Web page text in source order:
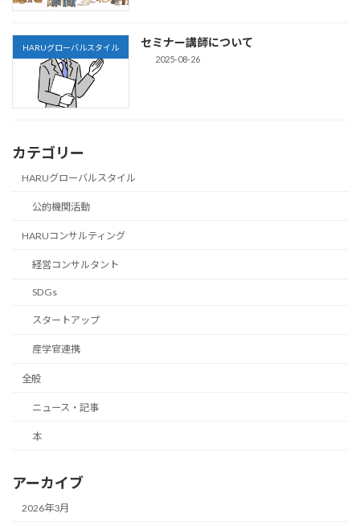
HARUグローバルスタイル セミナー講師について
2025-08-26
カテゴリー
HARUグローバルスタイル
公的機関活動
HARUコンサルティング
経営コンサルタント
SDGs
スタートアップ
産学官連携
全般
ニュース・記事
本
アーカイブ
2026年3月